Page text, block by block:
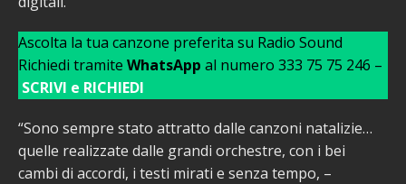
Ascolta la tua canzone preferita su Radio Sound
Richiedi tramite WhatsApp al numero 333 75 75 246 –
SCRIVI e RICHIEDI
“Sono sempre stato attratto dalle canzoni natalizie…
quelle realizzate dalle grandi orchestre, con i bei
cambi di accordi, i testi mirati e senza tempo, –